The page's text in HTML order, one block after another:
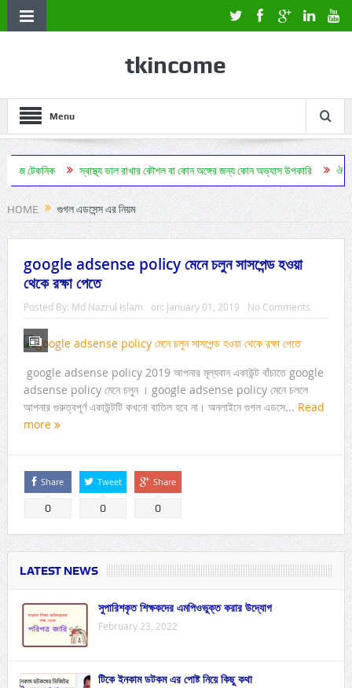
tkincome
Menu
স্বাস্থ্য ভাল রাখার কৌশল বা কোন অঙ্গের জন্য কোন অভ্যাস উপকারি ঔষধ ছাড়া সুস্থ থাকা
HOME গুগল এডসেন্স এর নিয়ম
google adsense policy মেনে চলুন সাসপেন্ড হওয়া
থেকে রক্ষা পেতে
Posted By: Md Nazrul Islam on: January 01, 2019 No Comments
google adsense policy 2019 আপনার মূল্যবান একাউন্ট বাঁচাতে google
adsense policy মেনে চলুন । google adsense policy মেনে চললে
আপনার গুরুত্বপূর্ণ একাউন্টটি কখনো বাতিল হবে না। অনলাইনে গুগল এডসে... Read
more
Share
0
Tweet
0
Share
0
LATEST NEWS
সুপারিশকৃত শিক্ষকদের এমপিওভুক্ত করার উদ্যোগ
February 23, 2022
টিকে ইনকাম ডটকম এর পোষ্ট নিয়ে কিছু কথা